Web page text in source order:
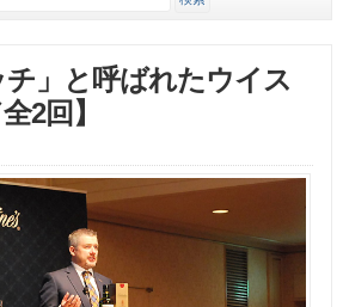
チ」と呼ばれたウイス
2回】